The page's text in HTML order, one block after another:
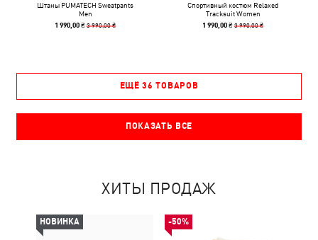
Штаны PUMATECH Sweatpants
Men
1 990,00 ₴3 990,00 ₴
Спортивный костюм Relaxed
Tracksuit Women
1 990,00 ₴3 990,00 ₴
ЕЩЁ 36 ТОВАРОВ
ПОКАЗАТЬ ВСЕ
ХИТЫ ПРОДАЖ
НОВИНКА -50%